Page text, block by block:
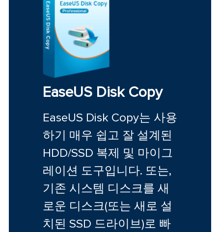
EaseUS Disk Copy
EaseUS Disk Copy는 사용
하기 매우 쉽고 잘 설계된
HDD/SSD 복제 및 마이그
레이션 도구입니다. 또는,
기존 시스템 디스크를 새
로운 디스크(또는 새로 설
치된 SSD 드라이브)로 빠